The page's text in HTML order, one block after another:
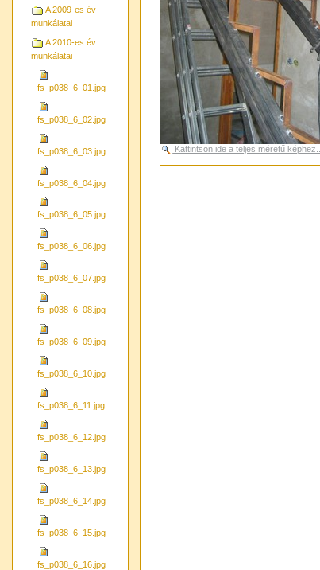
A 2009-es év
munkálatai
A 2010-es év
munkálatai
fs_p038_6_01.jpg
fs_p038_6_02.jpg
fs_p038_6_03.jpg
fs_p038_6_04.jpg
fs_p038_6_05.jpg
fs_p038_6_06.jpg
fs_p038_6_07.jpg
fs_p038_6_08.jpg
fs_p038_6_09.jpg
fs_p038_6_10.jpg
fs_p038_6_11.jpg
fs_p038_6_12.jpg
fs_p038_6_13.jpg
fs_p038_6_14.jpg
fs_p038_6_15.jpg
fs_p038_6_16.jpg
Kattintson ide a teljes méretű képhez...